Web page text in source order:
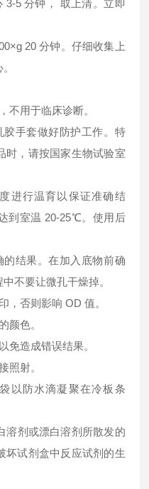
3-5 分钟， 取上清。立即
20 分钟。仔细收集上
不用于临床诊断。
手套做好防护工作。特
时，请按国家生物试验室
进行温育以保证准确结
到室温 20-25℃。使用后
结果。在加入底物前确
不要让微孔干燥掉。
，否则影响 OD 值。
颜色。
免造成错误结果。
照射。
以防水滴凝聚在冷板条
溶剂或漂白溶剂所散发的
坏试剂盒中反应试剂的生